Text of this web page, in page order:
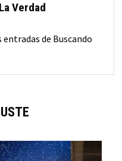
Verdad
entradas de Buscando